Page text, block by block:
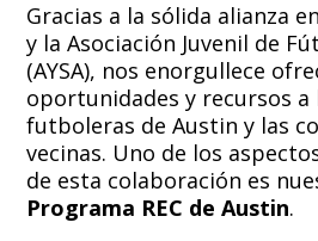
Gracias a la sólida alianza
y la Asociación Juvenil de
(AYSA), nos enorgullece
oportunidades y recursos a
futboleras de Austin y las
vecinas. Uno de los
de esta colaboración es
Programa REC de Austin.